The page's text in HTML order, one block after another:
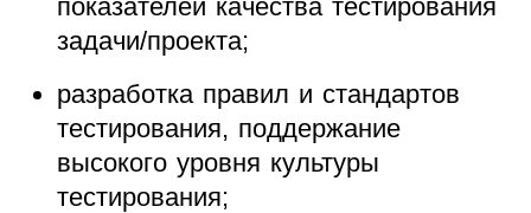
показателей качества тестирования
задачи/проекта;
разработка правил и стандартов
тестирования, поддержание
высокого уровня культуры
тестирования;